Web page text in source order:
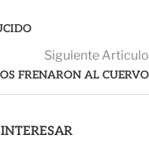
Siguiente Articulo
FRENARON AL CUERVO